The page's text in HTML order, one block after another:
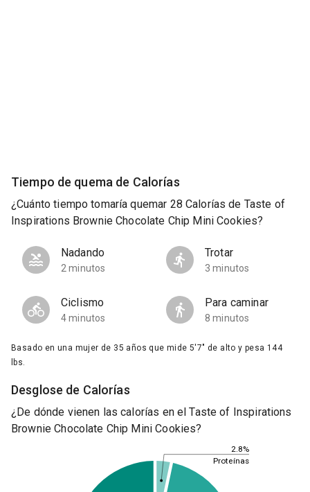
Tiempo de quema de Calorías
¿Cuánto tiempo tomaría quemar 28 Calorías de Taste of
Inspirations Brownie Chocolate Chip Mini Cookies?
Nadando
2 minutos
Trotar
3 minutos
Ciclismo
4 minutos
Para caminar
8 minutos
Basado en una mujer de 35 años que mide 5'7" de alto y pesa 144
lbs.
Desglose de Calorías
¿De dónde vienen las calorías en el Taste of Inspirations
Brownie Chocolate Chip Mini Cookies?
2.8%
Proteínas